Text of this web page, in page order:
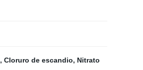
, Cloruro de escandio, Nitrato